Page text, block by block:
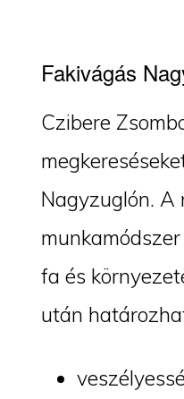
Fakivágás
Czibere
Nagyzuglón. A
fa és
után